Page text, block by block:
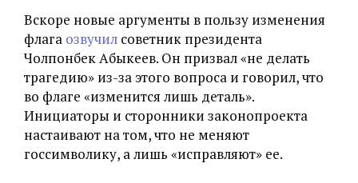
Вскоре новые аргументы в пользу изменения
флага озвучил советник президента
Чолпонбек Абыкеев. Он призвал«не делать
трагедию» из-за этого вопроса и говорил, что
во флаге «изменится лишь деталь».
Инициаторы и сторонники законопроекта
настаивают на том, что не меняют
госсимволику, а лишь «исправляют» ее.